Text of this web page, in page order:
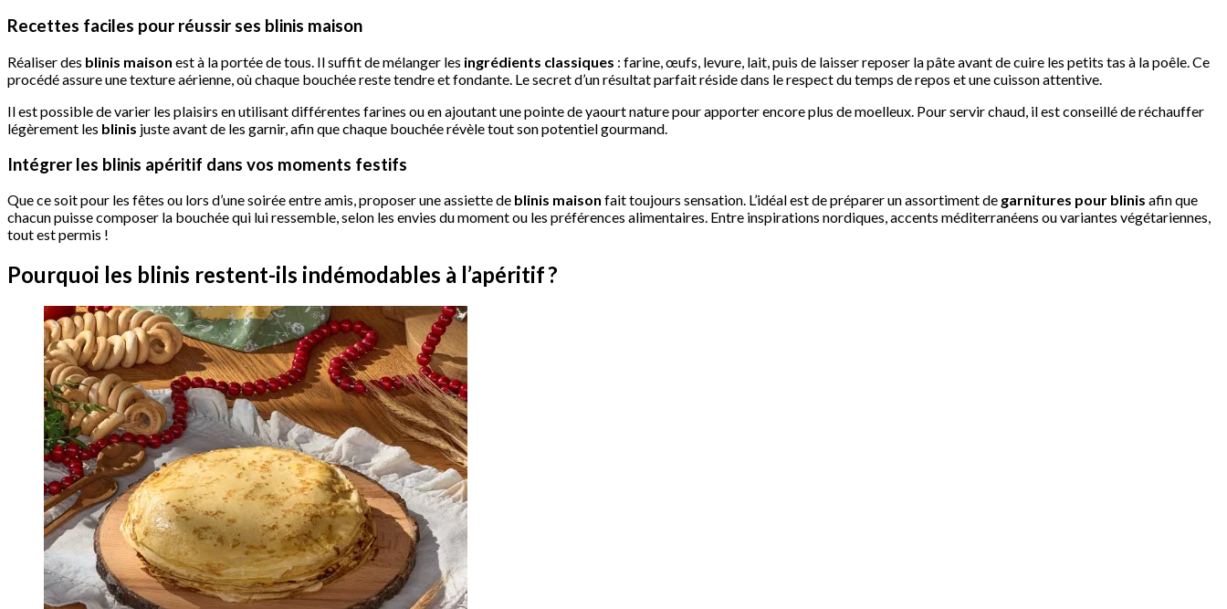
Recettes faciles pour réussir ses blinis maison
Réaliser des blinis maison est à la portée de tous. Il suffit de mélanger les ingrédients classiques : farine, œufs, levure, lait, puis de laisser reposer la pâte avant de cuire les petits tas à la poêle. Ce
procédé assure une texture aérienne, où chaque bouchée reste tendre et fondante. Le secret d’un résultat parfait réside dans le respect du temps de repos et une cuisson attentive.
Il est possible de varier les plaisirs en utilisant différentes farines ou en ajoutant une pointe de yaourt nature pour apporter encore plus de moelleux. Pour servir chaud, il est conseillé de réchauffer
légèrement les blinis juste avant de les garnir, afin que chaque bouchée révèle tout son potentiel gourmand.
Intégrer les blinis apéritif dans vos moments festifs
Que ce soit pour les fêtes ou lors d’une soirée entre amis, proposer une assiette de blinis maison fait toujours sensation. L’idéal est de préparer un assortiment de garnitures pour blinis afin que
chacun puisse composer la bouchée qui lui ressemble, selon les envies du moment ou les préférences alimentaires. Entre inspirations nordiques, accents méditerranéens ou variantes végétariennes,
tout est permis !
Pourquoi les blinis restent-ils indémodables à l’apéritif ?